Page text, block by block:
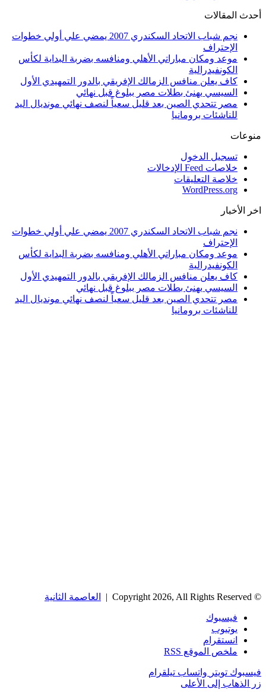
أحدث المقالات
نجم شباب الاتحاد السكندري 2007 يمضي علي أولي خطوات
الإحتراف
موعد ومكان مباراتي الأهلي ومنافسه بضربة البداية لكأس
الكونفيدرالية
كاف يعلن منافس الزمالك الإفريقي بالدور التمهيدي الأول
السيسي يهنئ بطلات مصر ببلوغ قبل نهائي
مصر تتحدي الصين بعد قليل سعياً لنصف نهائي مونديال اليد
للناشئات برومانيا
منوعات
تسجيل الدخول
خلاصات Feed الإدخالات
خلاصة التعليقات
WordPress.org
اخر الأخبار
نجم شباب الاتحاد السكندري 2007 يمضي علي أولي خطوات
الإحتراف
موعد ومكان مباراتي الأهلي ومنافسه بضربة البداية لكأس
الكونفيدرالية
كاف يعلن منافس الزمالك الإفريقي بالدور التمهيدي الأول
السيسي يهنئ بطلات مصر ببلوغ قبل نهائي
مصر تتحدي الصين بعد قليل سعياً لنصف نهائي مونديال اليد
للناشئات برومانيا
© Copyright 2026, All Rights Reserved | العاصمة الثانية
فيسبوك
يوتيوب
انستقرام
ملخص الموقع RSS
فيسبوك تويتر واتساب تيلقرام
زر الذهاب إلى الأعلى